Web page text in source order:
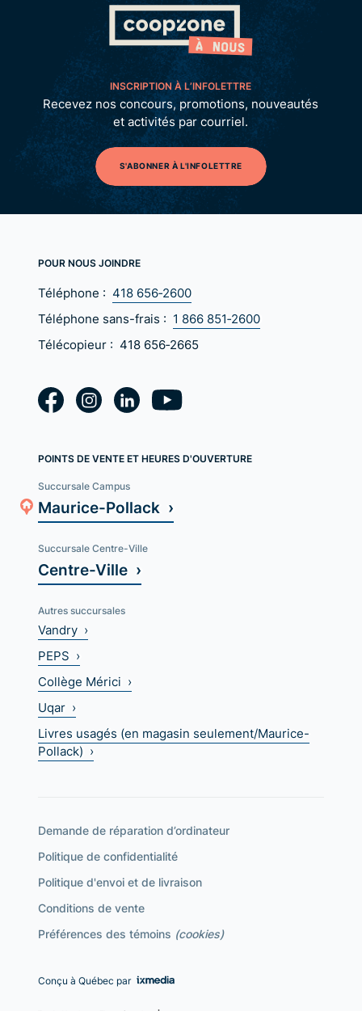
INSCRIPTION À L’INFOLETTRE
Recevez nos concours, promotions, nouveautés
et activités par courriel.
S'ABONNER À L'INFOLETTRE
POUR NOUS JOINDRE
Téléphone : 418 656‑2600
Téléphone sans-frais : 1 866 851‑2600
Télécopieur : 418 656‑2665
POINTS DE VENTE ET HEURES D'OUVERTURE
Succursale Campus
Maurice-Pollack ›
Succursale Centre-Ville
Centre-Ville ›
Autres succursales
Vandry ›
PEPS ›
Collège Mérici ›
Uqar ›
Livres usagés (en magasin seulement/Maurice-
Pollack) ›
Demande de réparation d’ordinateur
Politique de confidentialité
Politique d'envoi et de livraison
Conditions de vente
Préférences des témoins (cookies)
Conçu à Québec par